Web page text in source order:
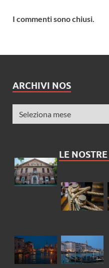
I commenti sono chiusi.
ARCHIVI NOS
LE